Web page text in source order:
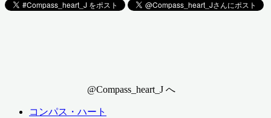
@Compass_heart_J へ
コンパス・ハート